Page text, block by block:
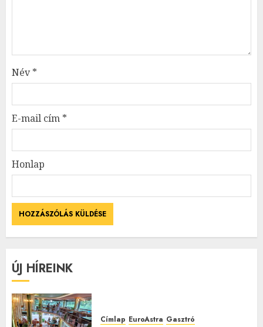
Név*
E-mail cím *
Honlap
ÚJ HÍREINK
Címlap EuroAstra Gasztró